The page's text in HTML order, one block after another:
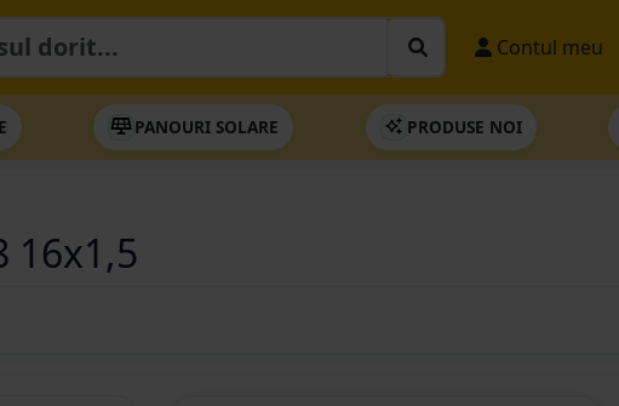
Contul meu
PANOURI SOLARE PRODUSE NOI
16x1,5